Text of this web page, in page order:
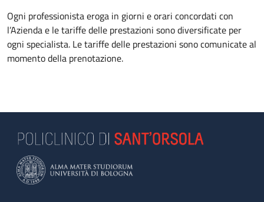
Ogni professionista eroga in giorni e orari concordati con
l’Azienda e le tariffe delle prestazioni sono diversificate per
ogni specialista. Le tariffe delle prestazioni sono comunicate al
momento della prenotazione.